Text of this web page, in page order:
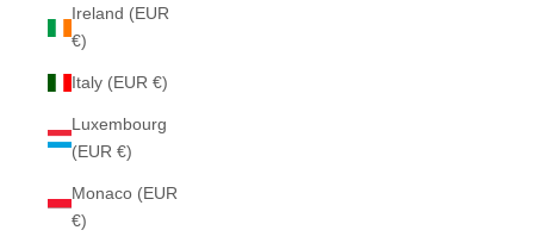
Ireland (EUR
€)
Italy (EUR €)
Luxembourg
(EUR €)
Monaco (EUR
€)